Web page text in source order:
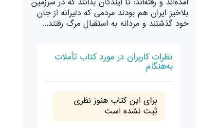
بلاخیز ایران هم بودند مردمی که دلیرانه از جان
خود گذشتند و مردانه به استقبال مرگ رفتند...
نظرات کاربران در مورد کتاب تأملات
به‌هنگام
برای این کتاب هنوز نظری
ثبت نشده است